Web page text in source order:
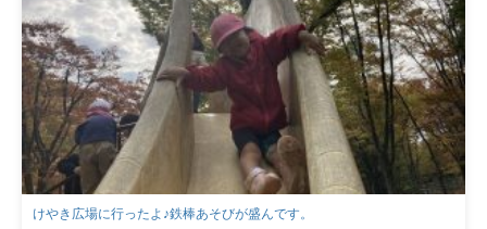
けやき広場に行ったよ♪鉄棒あそびが盛んです。